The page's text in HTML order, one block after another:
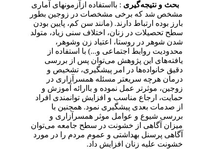
بحث‌ و نتیجه‌گیری‌: بااستفاده‌ ازآزمونهای‌ آماری‌
مشخص‌ شد که‌ برخی‌ مشخصات‌ در زوجین‌ بطور
بارز بوده‌ ارتباط‌ دارند. (مانند سن‌ کم‌، پایین‌ بودن‌
سطح‌ تحصیلات‌ در زنان‌، اختلاف‌ سنی‌ زیاد، متولد
شدن‌ شوهر در روستا، اعتیاد زن‌ وشوهر،
محدودیت‌ روابط‌ اجتماعی‌ و...) با استفاده‌ از
یافته‌های‌ این‌ پژوهش‌ می‌توان‌ پس‌ از بررسی‌
دقیق‌ خانواده‌ها در امر پیشگیری‌، تشخیص‌ و
درمان‌ هرچه‌ سریعتر مسئله‌ همسرآزاری‌ در
زوجین‌، موثرتر عمل‌ نموده‌ و باارائه‌ آموزش‌ و
حمایت‌، ارجاع‌ مناسب‌ و افزایش‌ توانمندی‌ افراد
از صدمات‌ بعدی‌ پیشگیری‌ نمود. همچنین‌ با
بررسی‌ شیوع‌ و عوامل‌ موثر همسرآزاری‌ و
میزان‌ آگاهی‌ از خشونت‌ در سطح‌ جامعه‌ می‌توان‌
آگاهی‌ پرسنل‌ بهداشتی‌ و عموم‌ مردم‌ را در مورد
خشونت‌ علیه‌ زنان‌ افزایش‌ داد.